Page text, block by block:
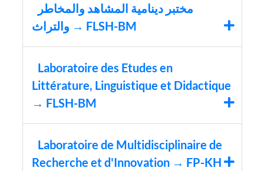
مختبر دينامية المشاهد والمخاطر
والتراث → FLSH-BM
Laboratoire des Etudes en
Littérature, Linguistique et Didactique
→ FLSH-BM
Laboratoire de Multidisciplinaire de
Recherche et d'Innovation → FP-KH